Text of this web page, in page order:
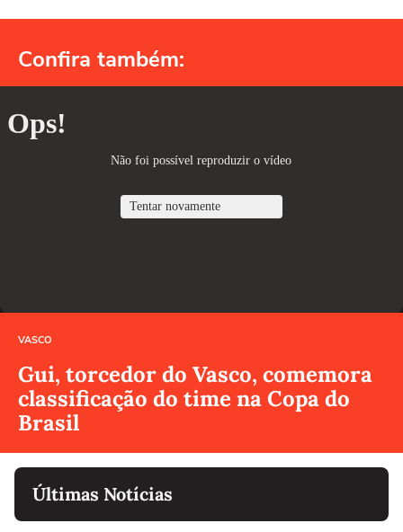
Confira também:
VASCO
Gui, torcedor do Vasco, comemora
classificação do time na Copa do
Brasil
Últimas Notícias